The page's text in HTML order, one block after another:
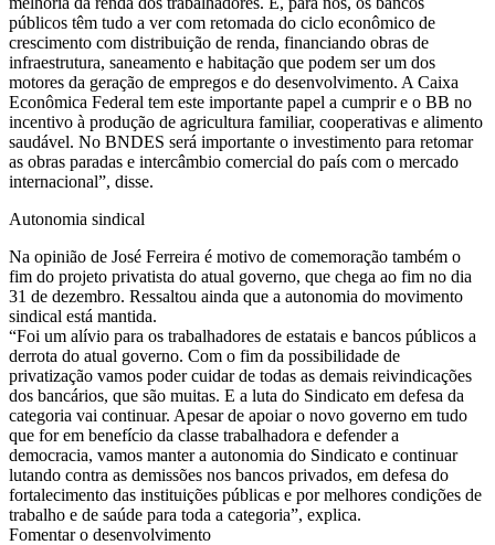
públicos têm tudo a ver com retomada do ciclo econômico de
crescimento com distribuição de renda, financiando obras de
infraestrutura, saneamento e habitação que podem ser um dos
motores da geração de empregos e do desenvolvimento. A Caixa
Econômica Federal tem este importante papel a cumprir e o BB no
incentivo à produção de agricultura familiar, cooperativas e alimento
saudável. No BNDES será importante o investimento para retomar
as obras paradas e intercâmbio comercial do país com o mercado
internacional”, disse.
Autonomia sindical
Na opinião de José Ferreira é motivo de comemoração também o
fim do projeto privatista do atual governo, que chega ao fim no dia
31 de dezembro. Ressaltou ainda que a autonomia do movimento
sindical está mantida.
“Foi um alívio para os trabalhadores de estatais e bancos públicos a
derrota do atual governo. Com o fim da possibilidade de
privatização vamos poder cuidar de todas as demais reivindicações
dos bancários, que são muitas. E a luta do Sindicato em defesa da
categoria vai continuar. Apesar de apoiar o novo governo em tudo
que for em benefício da classe trabalhadora e defender a
democracia, vamos manter a autonomia do Sindicato e continuar
lutando contra as demissões nos bancos privados, em defesa do
fortalecimento das instituições públicas e por melhores condições de
trabalho e de saúde para toda a categoria”, explica.
Fomentar o desenvolvimento